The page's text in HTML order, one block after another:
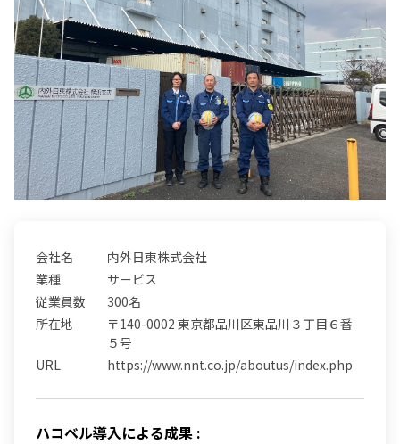
会社名
内外日東株式会社
業種
サービス
従業員数
300名
所在地
〒140-0002 東京都品川区東品川３丁目６番
５号
URL
https://www.nnt.co.jp/aboutus/index.php
ハコベル導入による成果 :